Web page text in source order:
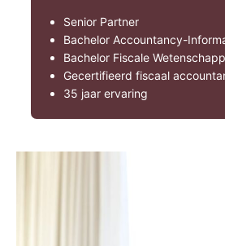
Senior Partner
Bachelor Accountancy-
Bachelor Fiscale
Gecertifieerd fiscaal
35 jaar ervaring